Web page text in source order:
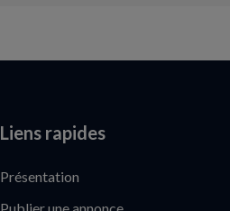
Liens rapides
Présentation